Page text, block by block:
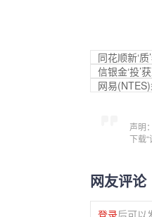
同花顺新‘
信银金‘投’
网易
声明
下载
网友评论